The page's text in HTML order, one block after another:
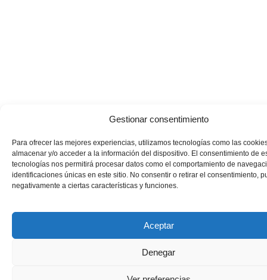
Gestionar consentimiento
Para ofrecer las mejores experiencias, utilizamos tecnologías como las
almacenar y/o acceder a la información del dispositivo. El consentimiento de
tecnologías nos permitirá procesar datos como el comportamiento de
identificaciones únicas en este sitio. No consentir o retirar el consentimiento,
negativamente a ciertas características y funciones.
Aceptar
Denegar